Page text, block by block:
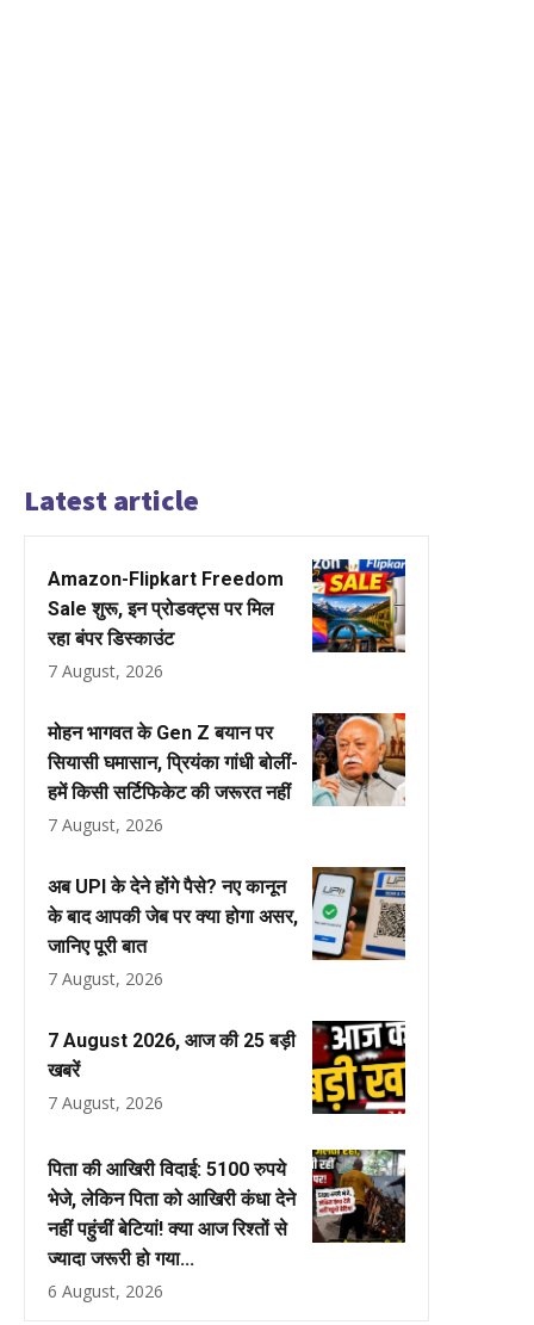
Latest article
Amazon-Flipkart Freedom
Sale शुरू, इन प्रोडक्ट्स पर मिल
रहा बंपर डिस्काउंट
7 August, 2026
मोहन भागवत के Gen Z बयान पर
सियासी घमासान, प्रियंका गांधी बोलीं-
हमें किसी सर्टिफिकेट की जरूरत नहीं
7 August, 2026
अब UPI के देने होंगे पैसे? नए कानून
के बाद आपकी जेब पर क्या होगा असर,
जानिए पूरी बात
7 August, 2026
7 August 2026, आज की 25 बड़ी
खबरें
7 August, 2026
पिता की आखिरी विदाई: 5100 रुपये
भेजे, लेकिन पिता को आखिरी कंधा देने
नहीं पहुंचीं बेटियां! क्या आज रिश्तों से
ज्यादा जरूरी हो गया...
6 August, 2026